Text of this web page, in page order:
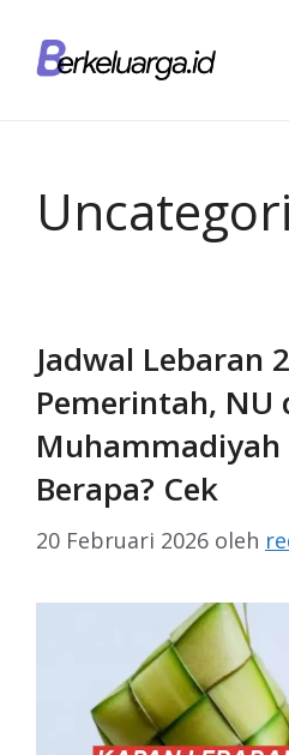
Jadwal Lebaran
Pemerintah, NU
Muhammadiyah
Berapa? Cek
20 Februari 2026 oleh